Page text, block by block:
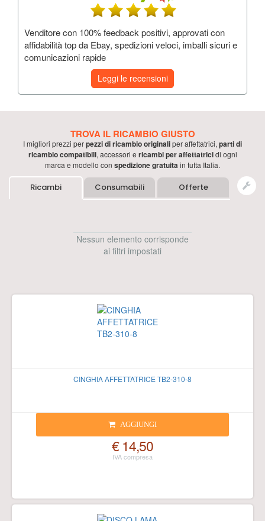
Venditore con 100% feedback positivi, approvati con
affidabilità top da Ebay, spedizioni veloci, imballi sicuri e
comunicazioni rapide
Leggi le recensioni
TROVA IL RICAMBIO GIUSTO
I migliori prezzi perpezzi di ricambio originaliperaffettatrici, parti di
ricambio compatibili, accessori e ricambi peraffettatricidi ogni
marca e modello con spedizione gratuitain tutta Italia.
Ricambi Consumabili Offerte
Nessun elemento corrisponde
ai filtri impostati
CINGHIA AFFETTATRICE TB2-310-8
AGGIUNGI
€ 14,50